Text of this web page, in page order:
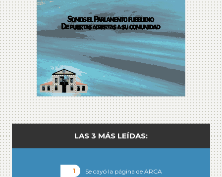
LAS 3 MÁS LEÍDAS:
Se cayó la página de ARCA